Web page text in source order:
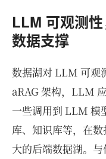
LLM 可观测
数据支撑
数据湖对 LLM 可观
aRAG 架构，LLM
一些调用到 LLM 模
库、知识库等，在
大的后端数据湖。